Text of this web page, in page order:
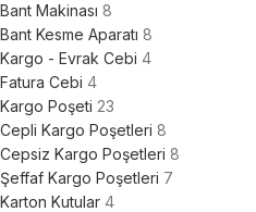
Bant Makinası 8
Bant Kesme Aparatı 8
Kargo - Evrak Cebi 4
Fatura Cebi 4
Kargo Poşeti 23
Cepli Kargo Poşetleri 8
Cepsiz Kargo Poşetleri 8
Şeffaf Kargo Poşetleri 7
Karton Kutular 4